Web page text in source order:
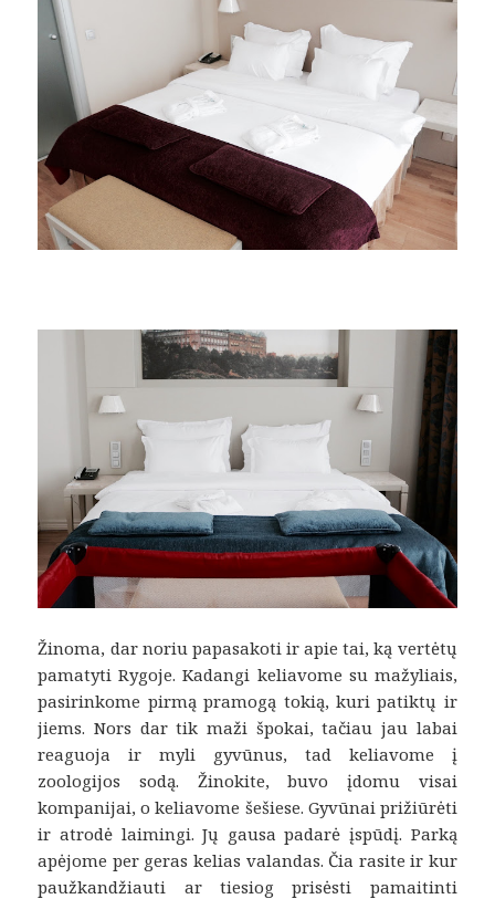
Žinoma, dar noriu papasakoti ir apie tai, ką vertėtų
pamatyti Rygoje. Kadangi keliavome su mažyliais,
pasirinkome pirmą pramogą tokią, kuri patiktų ir
jiems. Nors dar tik maži špokai, tačiau jau labai
reaguoja ir myli gyvūnus, tad keliavome į
zoologijos sodą. Žinokite, buvo įdomu visai
kompanijai, o keliavome šešiese. Gyvūnai prižiūrėti
ir atrodė laimingi. Jų gausa padarė įspūdį. Parką
apėjome per geras kelias valandas. Čia rasite ir kur
paužkandžiauti ar tiesiog prisėsti pamaitinti